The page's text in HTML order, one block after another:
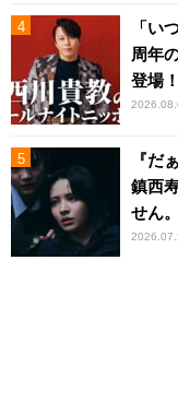
「い
周年
登場！
『だ
鎮西
せん。